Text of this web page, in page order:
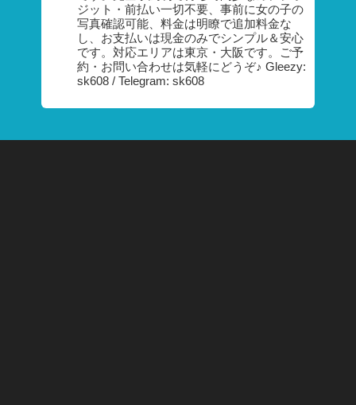
ジット・前払い一切不要、事前に女の子の
写真確認可能、料金は明瞭で追加料金な
し、お支払いは現金のみでシンプル＆安心
です。対応エリアは東京・大阪です。ご予
約・お問い合わせは気軽にどうぞ♪ Gleezy:
sk608 / Telegram: sk608